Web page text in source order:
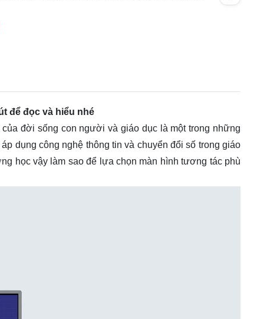
để đọc và hiểu nhé
đời sống con người và giáo dục là một trong những
dụng công nghệ thông tin và chuyển đổi số trong giáo
học vậy làm sao để lựa chọn màn hình tương tác phù